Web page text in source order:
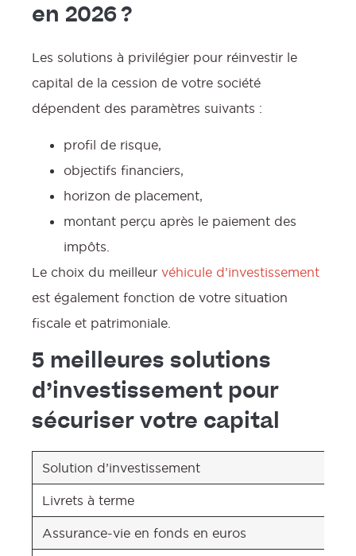
en 2026 ?
Les solutions à privilégier pour réinvestir le
capital de la cession de votre société
dépendent des paramètres suivants :
profil de risque,
objectifs financiers,
horizon de placement,
montant perçu après le paiement des
impôts.
Le choix du meilleur véhicule d’investissement
est également fonction de votre situation
fiscale et patrimoniale.
5 meilleures solutions
d’investissement pour
sécuriser votre capital
Solution d’investissement
Livrets à terme
Assurance-vie en fonds en euros